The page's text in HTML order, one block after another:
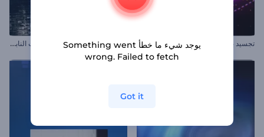
تجسيد بصري لموسيقى إلكترو هاوس ت
جسيد بصري موسيقي بالجسيمات النابضة
يوجد شيء ما خطأ Something went
wrong. Failed to fetch
Got it